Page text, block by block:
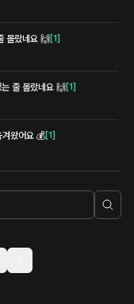
몰랐네요 🙌 [1]
줄 몰랐네요 🙌 [1]
왔어요 💰[1]